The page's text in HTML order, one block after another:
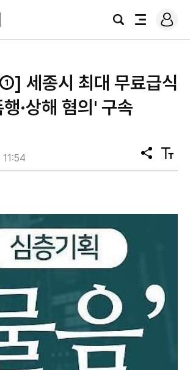
검
전
로
그
세종시 최대 무료급식
·상해 혐의' 구속
공
유
텍
스